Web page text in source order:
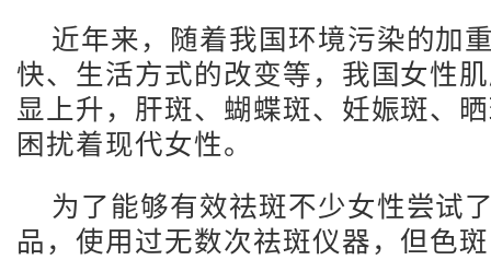
近年来，随着我国环境污染的加
快、生活方式的改变等，我国女性
显上升，肝斑、蝴蝶斑、妊娠斑、
困扰着现代女性。
为了能够有效祛斑不少女性尝试
品，使用过无数次祛斑仪器，但色